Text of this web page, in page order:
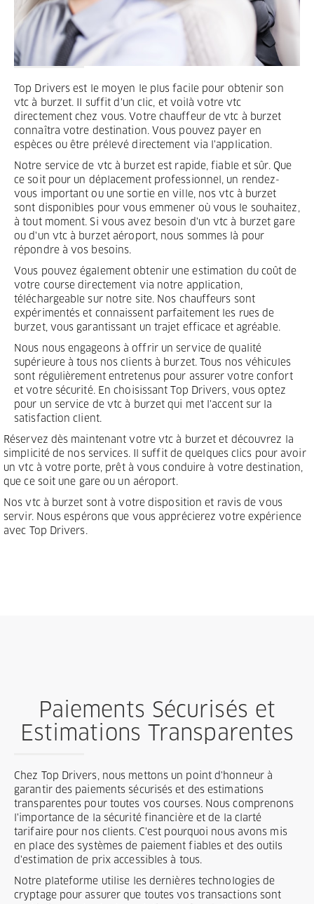
Top Drivers est le moyen le plus facile pour obtenir son
vtc à burzet. Il suffit d'un clic, et voilà votre vtc
directement chez vous. Votre chauffeur de vtc à burzet
connaîtra votre destination. Vous pouvez payer en
espèces ou être prélevé directement via l'application.
Notre service de vtc à burzet est rapide, fiable et sûr. Que
ce soit pour un déplacement professionnel, un rendez-
vous important ou une sortie en ville, nos vtc à burzet
sont disponibles pour vous emmener où vous le souhaitez,
à tout moment. Si vous avez besoin d'un vtc à burzet gare
ou d'un vtc à burzet aéroport, nous sommes là pour
répondre à vos besoins.
Vous pouvez également obtenir une estimation du coût de
votre course directement via notre application,
téléchargeable sur notre site. Nos chauffeurs sont
expérimentés et connaissent parfaitement les rues de
burzet, vous garantissant un trajet efficace et agréable.
Nous nous engageons à offrir un service de qualité
supérieure à tous nos clients à burzet. Tous nos véhicules
sont régulièrement entretenus pour assurer votre confort
et votre sécurité. En choisissant Top Drivers, vous optez
pour un service de vtc à burzet qui met l'accent sur la
satisfaction client.
Réservez dès maintenant votre vtc à burzet et découvrez la
simplicité de nos services. Il suffit de quelques clics pour avoir
un vtc à votre porte, prêt à vous conduire à votre destination,
que ce soit une gare ou un aéroport.
Nos vtc à burzet sont à votre disposition et ravis de vous
servir. Nous espérons que vous apprécierez votre expérience
avec Top Drivers.
Paiements Sécurisés et
Estimations Transparentes
Chez Top Drivers, nous mettons un point d'honneur à
garantir des paiements sécurisés et des estimations
transparentes pour toutes vos courses. Nous comprenons
l'importance de la sécurité financière et de la clarté
tarifaire pour nos clients. C'est pourquoi nous avons mis
en place des systèmes de paiement fiables et des outils
d'estimation de prix accessibles à tous.
Notre plateforme utilise les dernières technologies de
cryptage pour assurer que toutes vos transactions sont